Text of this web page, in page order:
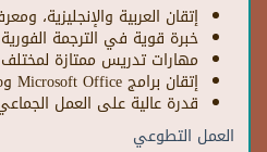
إتقان العربية والإنجليزية،
خبرة قوية في الترجمة الفورية
مهارات تدريس ممتازة لمختلف
إتقان برامج Microsoft Office وAdobe Photoshop.
قدرة عالية على العمل
العمل التطوعي